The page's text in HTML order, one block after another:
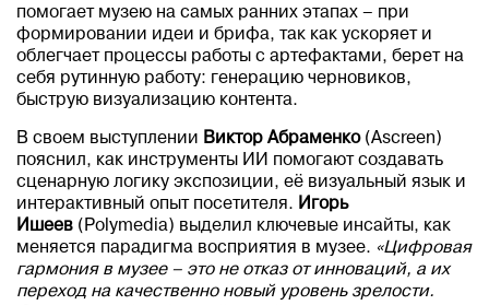
помогает музею на самых ранних этапах – при
формировании идеи и брифа, так как ускоряет и
облегчает процессы работы с артефактами, берет на
себя рутинную работу: генерацию черновиков,
быструю визуализацию контента.
В своем выступлении Виктор Абраменко(Ascreen)
пояснил, как инструменты ИИ помогают создавать
сценарную логику экспозиции, её визуальный язык и
интерактивный опыт посетителя. Игорь
Ишеев (Polymedia) выделил ключевые инсайты, как
меняется парадигма восприятия в музее. «Цифровая
гармония в музее – это не отказ от инноваций, а их
переход на качественно новый уровень зрелости.